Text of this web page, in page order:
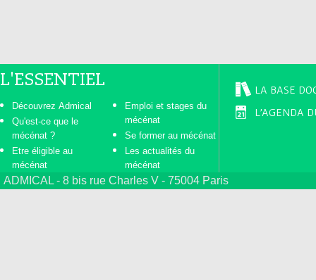
L'ESSENTIEL
Découvrez Admical
Qu'est-ce que le
mécénat ?
Etre éligible au
mécénat
Emploi et stages du
mécénat
Se former au mécénat
Les actualités du
mécénat
LA BASE
L'AGENDA
ADMICAL - 8 bis rue Charles V - 75004 Paris